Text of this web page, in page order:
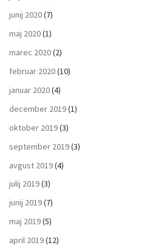
junij 2020(7)
maj 2020(1)
marec 2020(2)
februar 2020(10)
januar 2020(4)
december 2019(1)
oktober 2019(3)
september 2019(3)
avgust 2019(4)
julij 2019(3)
junij 2019(7)
maj 2019(5)
april 2019(12)